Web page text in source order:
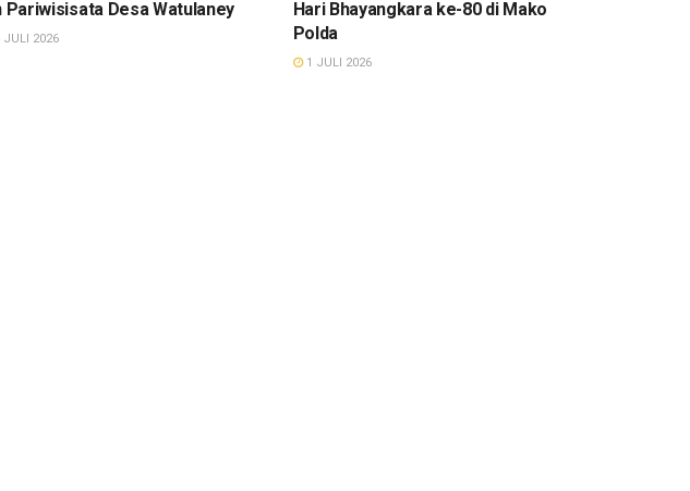
Pariwisisata Desa Watulaney
2026
Hari Bhayangkara ke-80 di Mako
Polda
1 JULI 2026